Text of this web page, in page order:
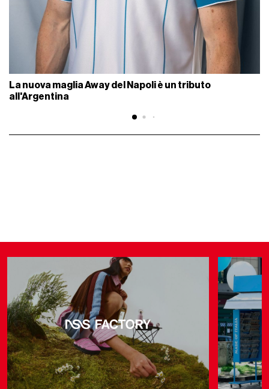
La nuova maglia Away del Napoli è un tributo
all'Argentina